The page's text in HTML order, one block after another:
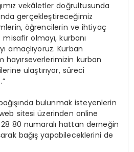
vekâletler doğrultusunda
gerçekleştireceğimiz
öğrencilerin ve ihtiyaç
olmayı, kurbanı
amaçlıyoruz. Kurban
hayırseverlerimizin kurban
ulaştırıyor, süreci
bulunmak isteyenlerin
sitesi üzerinden online
80 numaralı hattan derneğin
bağış yapabileceklerini de